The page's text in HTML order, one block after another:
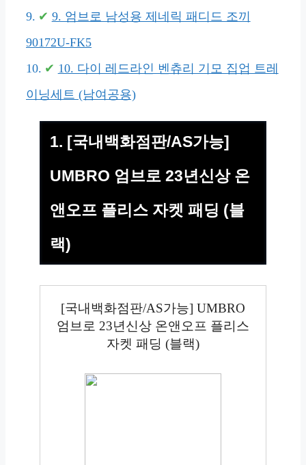
9. 엄브로 남성용 제네릭 패디드 조끼
90172U-FK5
10. 다이 레드라인 벤츄리 기모 집업 트레
이닝세트 (남여공용)
1. [국내백화점판/AS가능]
UMBRO 엄브로 23년신상 온
앤오프 플리스 자켓 패딩 (블
랙)
[국내백화점판/AS가능] UMBRO
엄브로 23년신상 온앤오프 플리스
자켓 패딩 (블랙)